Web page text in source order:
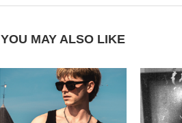
YOU MAY ALSO LIKE